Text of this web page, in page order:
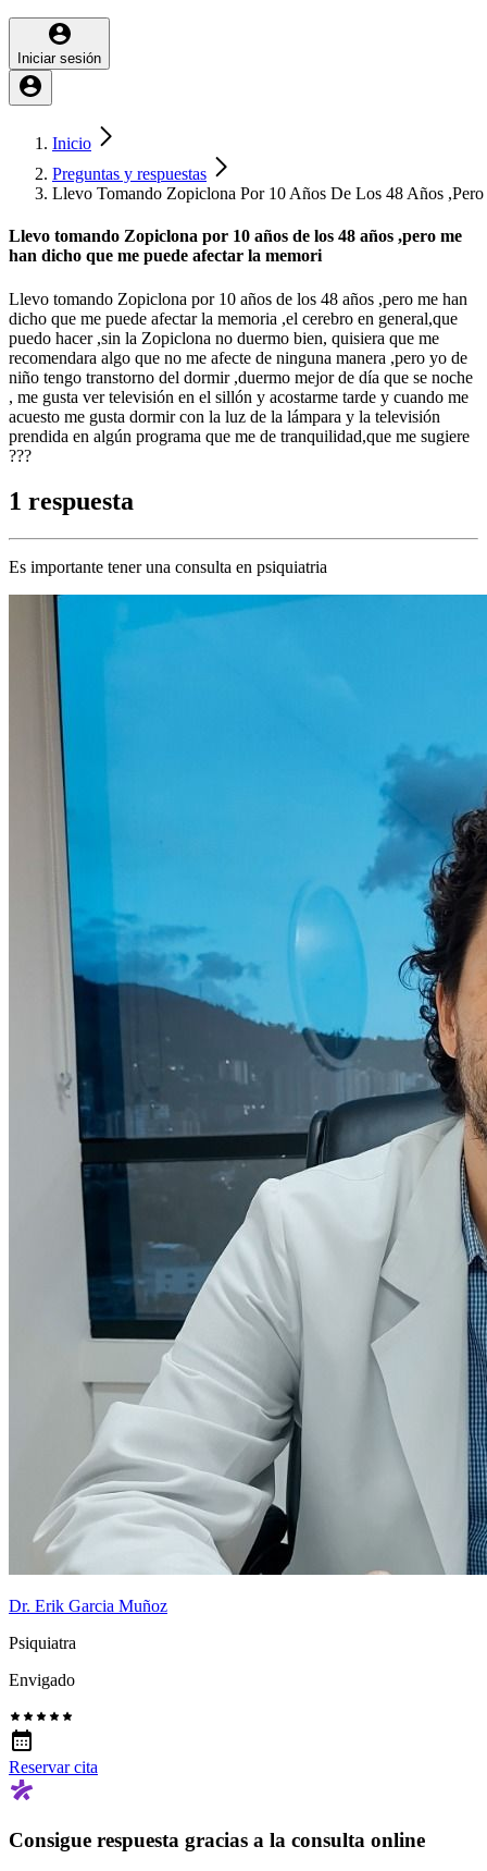
Iniciar sesión
Inicio
Preguntas y respuestas
Llevo Tomando Zopiclona Por 10 Años De Los 48 Años
Llevo tomando Zopiclona por 10 años de los 48 años ,pero me
han dicho que me puede afectar la memori
Llevo tomando Zopiclona por 10 años de los 48 años ,pero me han
dicho que me puede afectar la memoria ,el cerebro en general,que
puedo hacer ,sin la Zopiclona no duermo bien, quisiera que me
recomendara algo que no me afecte de ninguna manera ,pero yo de
niño tengo transtorno del dormir ,duermo mejor de día que se noche
, me gusta ver televisión en el sillón y acostarme tarde y cuando me
acuesto me gusta dormir con la luz de la lámpara y la televisión
prendida en algún programa que me de tranquilidad,que me sugiere
???
1 respuesta
Es importante tener una consulta en psiquiatria
Dr. Erik Garcia Muñoz
Psiquiatra
Envigado
Reservar cita
Consigue respuesta gracias a la consulta online